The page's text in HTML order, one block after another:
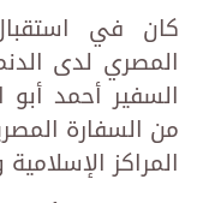
كان في
المصري لدى
السفير أحمد
من السفارة
المراكز